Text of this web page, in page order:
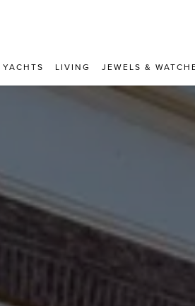
LIVING JEWELS &